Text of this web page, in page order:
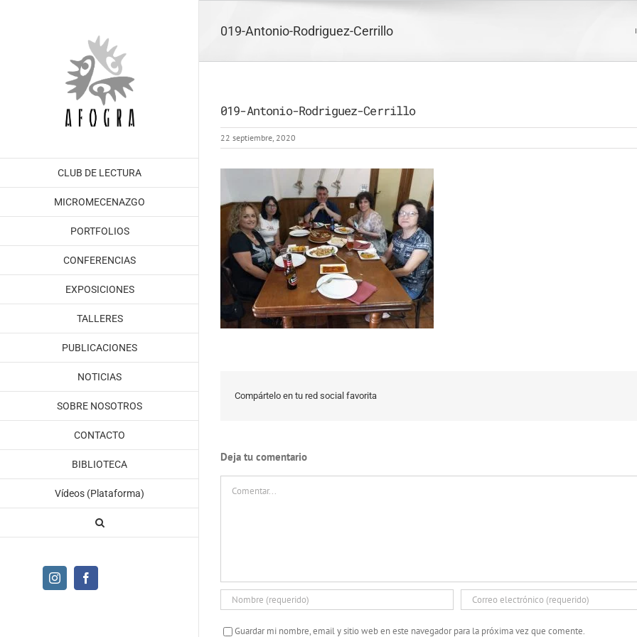
CLUB DE LECTURA
MICROMECENAZGO
PORTFOLIOS
CONFERENCIAS
EXPOSICIONES
TALLERES
PUBLICACIONES
NOTICIAS
SOBRE NOSOTROS
CONTACTO
BIBLIOTECA
Vídeos (Plataforma)
Instagram
019-Antonio-Rodriguez-Cerrillo
019-Antonio-Rodriguez-Cerrillo
22 septiembre, 2020
Compártelo en tu red social favorita
Deja tu comentario
Guardar mi nombre, email y sitio web en este navegador para la próxima vez que comente.